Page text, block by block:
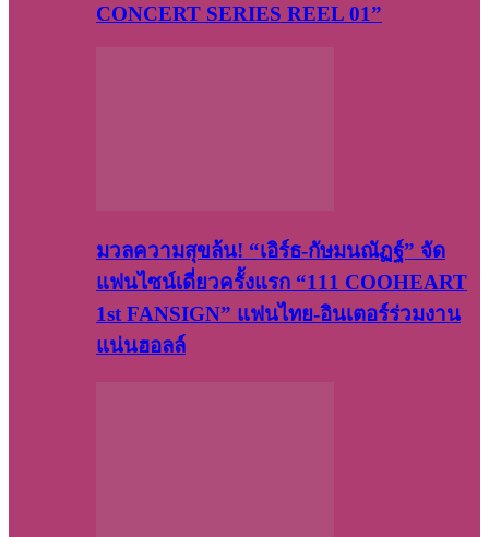
CONCERT SERIES REEL 01”
มวลความสุขล้น! “เอิร์ธ-กัษมนณัฏฐ์” จัด
แฟนไซน์เดี่ยวครั้งแรก “111 COOHEART
1st FANSIGN” แฟนไทย-อินเตอร์ร่วมงาน
แน่นฮอลล์